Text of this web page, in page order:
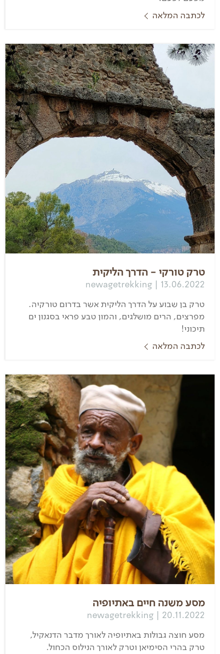
לכתבה המלאה
טרק טורקי - הדרך הליקית
newagetrekking | 13.06.2022
טרק בן שבוע על הדרך הליקית אשר בדרום טורקיה.
מפרצים, הרים מושלגים, והמון טבע פראי בסגנון ים
תיכוני!
לכתבה המלאה
מסע משנה חיים באתיופיה
newagetrekking | 20.11.2022
מסע חוצה גבולות באתיופיה לאורך מדבר הדנאקיל,
טרק בהרי הסימיאן וטרק לאורך הנילוס הכחול.